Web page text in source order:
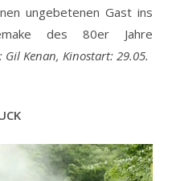
ungebetenen Gast ins
des 80er Jahre
Gil Kenan, Kinostart: 29.05.